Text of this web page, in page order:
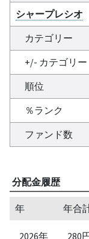
シャープレシオ
カテゴリー
+/- カテゴリー
順位
％ランク
ファンド数
分配金履歴
年 年合
2026年 280